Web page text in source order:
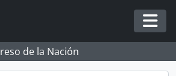
de la Nación